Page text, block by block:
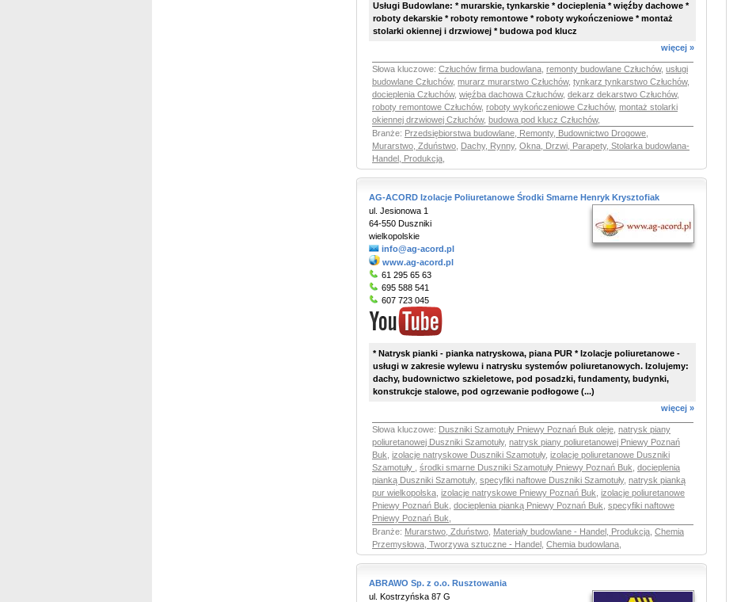
Usługi Budowlane: * murarskie, tynkarskie * docieplenia * więźby dachowe *
roboty dekarskie * roboty remontowe * roboty wykończeniowe * montaż
stolarki okiennej i drzwiowej * budowa pod klucz
więcej »
Słowa kluczowe: Człuchów firma budowlana remonty budowlane Człuchów, usługi
budowlane Człuchów, murarz murarstwo Człuchów, tynkarz tynkarstwo Człuchów,
docieplenia Człuchów, więźba dachowa Człuchów, dekarz dekarstwo Człuchów,
roboty remontowe Człuchów, roboty wykończeniowe Człuchów, montaż stolarki
okiennej drzwiowej Człuchów, budowa pod klucz Człuchów,
Branże: Przedsiębiorstwa budowlane, Remonty, Budownictwo Drogowe
Murarstwo, Zduństwo Dachy, Rynny, Okna, Drzwi, Parapety, Stolarka budowlana-
Handel, Produkcja
AG-ACORD Izolacje Poliuretanowe Środki Smarne Henryk Krysztofiak
ul. Jesionowa 1
64-550 Duszniki
wielkopolskie
info@ag-acord.pl
www.ag-acord.pl
61 295 65 63
695 588 541
607 723 045
* Natrysk pianki - pianka natryskowa, piana PUR * Izolacje poliuretanowe -
usługi w zakresie wylewu i natrysku systemów poliuretanowych. Izolujemy:
dachy, budownictwo szkieletowe, pod posadzki, fundamenty, budynki,
konstrukcje stalowe, pod ogrzewanie podłogowe (...)
więcej »
Słowa kluczowe: Duszniki Szamotuły Pniewy Poznań Buk oleje natrysk piany
poliuretanowej Duszniki Szamotuły, natrysk piany poliuretanowej Pniewy Poznań
Buk izolacje natryskowe Duszniki Szamotuły, izolacje poliuretanowe Duszniki
Szamotuły
środki smarne Duszniki Szamotuły Pniewy Poznań Buk docieplenia
pianką Duszniki Szamotuły, specyfiki naftowe Duszniki Szamotuły, natrysk pianką
pur wielkopolska izolacje natryskowe Pniewy Poznań Buk izolacje poliuretanowe
Pniewy Poznań Buk docieplenia pianką Pniewy Poznań Buk specyfiki naftowe
Pniewy Poznań Buk
Branże: Murarstwo, Zduństwo Materiały budowlane - Handel, Produkcja Chemia
Przemysłowa, Tworzywa sztuczne - Handel Chemia budowlana
ABRAWO Sp. z o.o. Rusztowania
ul. Kostrzyńska 87 G